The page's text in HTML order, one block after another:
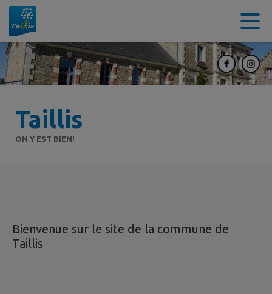
Contenu
Taillis
ON Y EST BIEN!
Bienvenue sur le site de la commune de
Taillis